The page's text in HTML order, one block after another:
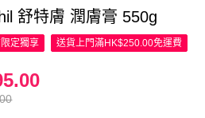
舒特膚 潤膚膏 550g
定獨享 送貨上門滿HK$250.00免運費